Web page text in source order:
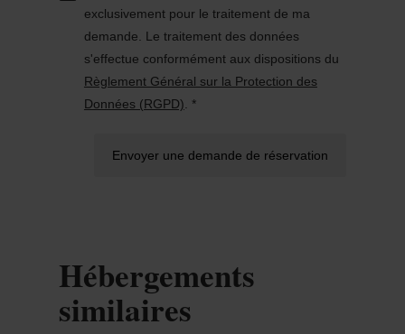
exclusivement pour le traitement de ma
demande. Le traitement des données
s'effectue conformément aux dispositions du
Règlement Général sur la Protection des
Données (RGPD). *
Envoyer une demande de réservation
Hébergements
similaires